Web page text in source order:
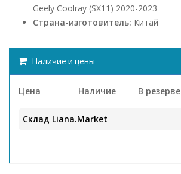
Geely Coolray (SX11) 2020-2023
Страна-изготовитель: Китай
Наличие и цены
Цена Наличие В резерве
Склад Liana.Market